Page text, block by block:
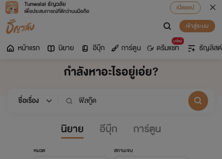
Tunwalai ธัญวลัย
เพื่อประสบการณ์ที่ดีกว่าบนมือถือ
เปิดแอป
เข้าสู่ระบบ
หน้าแรก นิยาย อีบุ๊ก การ์ตูน
มาใหม่
ดรีมแชท ธัญลิสต์
กำลังหาอะไรอยู่เอ่ย?
นิยาย อีบุ๊ก การ์ตูน
หมวด สถานะจบ